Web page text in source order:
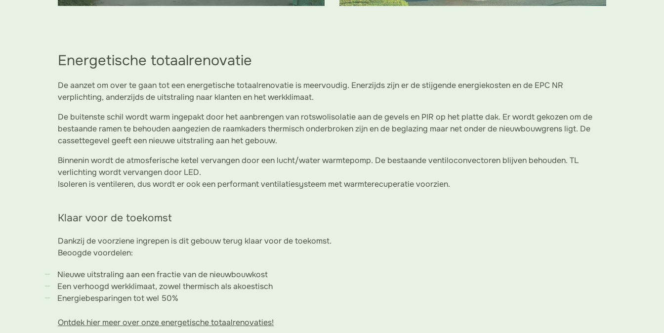
Energetische totaalrenovatie
De aanzet om over te gaan tot een energetische totaalrenovatie is meervoudig. Enerzijds zijn er de stijgende energiekosten en de EPC NR
verplichting, anderzijds de uitstraling naar klanten en het werkklimaat.
De buitenste schil wordt warm ingepakt door het aanbrengen van rotswolisolatie aan de gevels en PIR op het platte dak. Er wordt gekozen om de
bestaande ramen te behouden aangezien de raamkaders thermisch onderbroken zijn en de beglazing maar net onder de nieuwbouwgrens ligt. De
cassettegevel geeft een nieuwe uitstraling aan het gebouw.
Binnenin wordt de atmosferische ketel vervangen door een lucht/water warmtepomp. De bestaande ventiloconvectoren blijven behouden. TL
verlichting wordt vervangen door LED.
Isoleren is ventileren, dus wordt er ook een performant ventilatiesysteem met warmterecuperatie voorzien.
Klaar voor de toekomst
Dankzij de voorziene ingrepen is dit gebouw terug klaar voor de toekomst.
Beoogde voordelen:
Nieuwe uitstraling aan een fractie van de nieuwbouwkost
Een verhoogd werkklimaat, zowel thermisch als akoestisch
Energiebesparingen tot wel 50%
Ontdek hier meer over onze energetische totaalrenovaties!